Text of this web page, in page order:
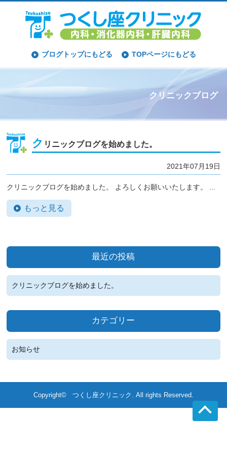
ブログトップにもどる TOPページにもどる
クリニックブログ
ク リニックブログを始めました。
2021年07月19日
クリニックブログを始めました。 よろしくお願いいたします。 ...
もっと見る
最近の投稿
クリニックブログを始めました。
カテゴリー
お知らせ
Copyright© つくし座クリニック . All rights Reserved.